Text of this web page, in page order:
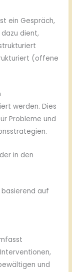
ein Gespräch,
dient,
(offene
werden. Dies
Probleme und
in den
basierend auf
und